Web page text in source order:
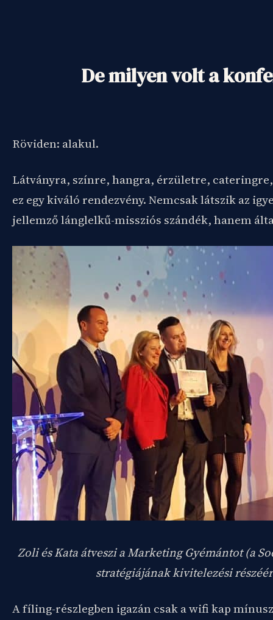
De milyen volt a
Röviden: alakul.
Látványra, színre, hangra, érzületre,
ez egy kiváló rendezvény. Nemcsak látszik az
jellemző lánglelkű-missziós szándék, hanem
Zoli és Kata átveszi a Marketing Gyémántot (a
stratégiájának kivitelezési
A fíling-részlegben igazán csak a wifi kap